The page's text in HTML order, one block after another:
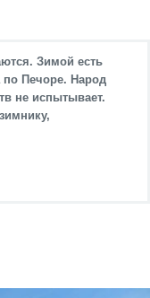
Зимой есть
по Печоре. Народ
не испытывает.